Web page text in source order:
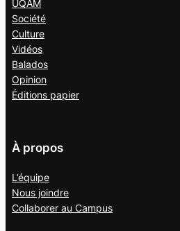
UQAM
Société
Culture
Vidéos
Balados
Opinion
Éditions papier
À propos
L’équipe
Nous joindre
Collaborer au Campus